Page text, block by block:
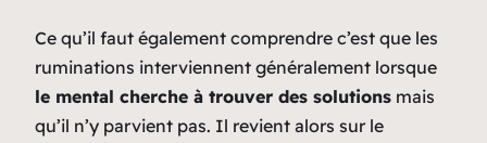
Ce qu’il faut également comprendre c’est que les
ruminations interviennent généralement lorsque
le mental cherche à trouver des solutions mais
qu’il n’y parvient pas. Il revient alors sur le